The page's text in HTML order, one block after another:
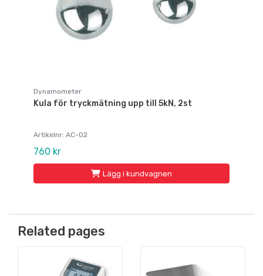
Dynamometer
Kula för tryckmätning upp till 5kN, 2st
Artikelnr: AC-02
760 kr
Lägg i kundvagnen
Related pages